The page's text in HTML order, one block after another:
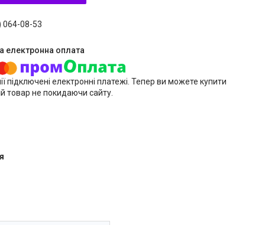
064-08-53
підключені електронні платежі. Тепер ви можете купити
товар не покидаючи сайту.